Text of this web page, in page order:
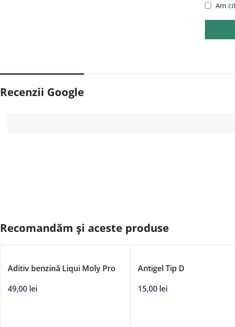
Am
Recenzii Google
Recomandăm și aceste produse
Aditiv benzină Liqui Moly Pro
Benzină
49,00 lei
Antigel Tip D
15,00 lei